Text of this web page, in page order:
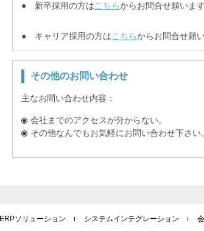
● 新卒採用の方はこちらからお問合せ願います
● キャリア採用の方はこちらからお問合せ願い
その他のお問い合わせ
主なお問い合わせ内容：
会社までのアクセスが分からない。
その他なんでもお気軽にお問い合わせ下さい。
ERPソリューション システムインテグレーション